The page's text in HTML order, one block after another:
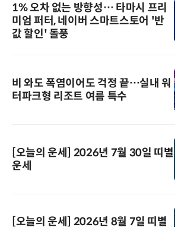
1% 오차 없는 방향성… 타마시 프리
미엄 퍼터, 네이버 스마트스토어 '반
값 할인' 돌풍
비 와도 폭염이어도 걱정 끝…실내 워
터파크형 리조트 여름 특수
[오늘의 운세] 2026년 7월 30일 띠별
운세
[오늘의 운세] 2026년 8월 7일 띠별